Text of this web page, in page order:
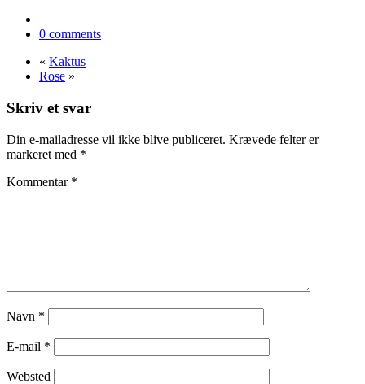
0 comments
« Kaktus
Rose »
Skriv et svar
Din e-mailadresse vil ikke blive publiceret. Krævede felter er
markeret med *
Kommentar *
Navn *
E-mail *
Websted